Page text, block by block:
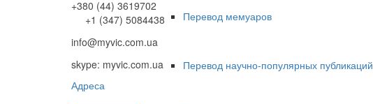
Перевод мемуаров
Перевод научно-популярных публикаций
+380 (44) 3619702
+1 (347) 5084438
info@myvic.com.ua
skype: myvic.com.ua
Адреса